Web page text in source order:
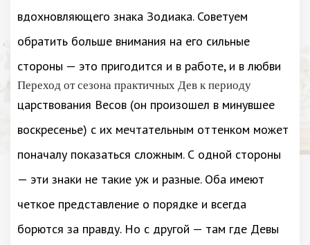
вдохновляющего знака Зодиака. Советуем
обратить больше внимания на его сильные
стороны — это пригодится и в работе, и в любви
Переход от сезона практичных Дев к периоду
царствования Весов (он произошел в минувшее
воскресенье) с их мечтательным оттенком может
поначалу показаться сложным. С одной стороны
— эти знаки не такие уж и разные. Оба имеют
четкое представление о порядке и всегда
борются за правду. Но с другой — там где Девы